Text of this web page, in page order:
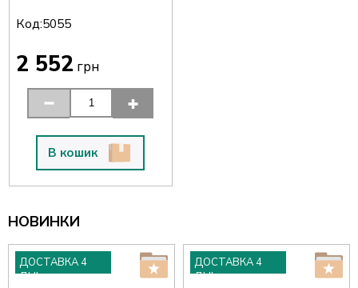
Код:5055
2 552 грн
В кошик
НОВИНКИ
ДОСТАВКА 4
ДНІ
ДОСТАВКА 4
ДНІ